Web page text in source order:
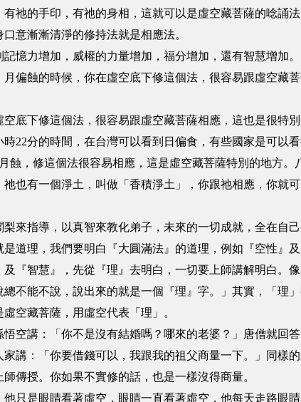
祂的手印，有祂的身相，這就可以是虛空藏菩薩的唸誦
意漸漸清淨的修持法就是相應法。
力增加，威權的力量增加，福分增加，還有智慧增加。
蝕的時候，你在虛空底下修這個法，很容易跟虛空藏
下修這個法，很容易跟虛空藏菩薩相應，這也是很特
22分的時間，在台灣可以看到日偏食，有些國家是可以
蝕，修這個法很容易相應，這是虛空藏菩薩特別的地方。
也有一個淨土，叫做「香積淨土」，你跟祂相應，你就
指導，以真智來教化弟子，未來的一切成就，全在自己
道理，我們要明白『大圓滿法』的道理，例如『空性』
『智慧』，先從『理』去明白，一切要上師講解明白。
不能不說，說出來的就是一個『理』字。」其實，「理
空藏菩薩，用虛空代表「理」。
講：「你不是沒有結婚嗎？哪來的老婆？」唐僧就回
講：「你要借錢可以，我跟我的祖父商量一下。」同樣的
傳授。你如果不實修的話，也是一樣沒得商量。
是眼睛看著虛空，眼睛一直看著虛空，他每天走路眼